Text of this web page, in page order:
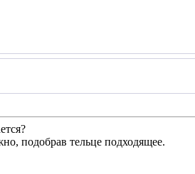
подобрав тельце подходящее.